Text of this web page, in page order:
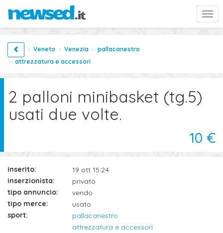
Veneto Venezia
pallacanestro
attrezzatura e accessori
2 palloni minibasket (tg.5)
usati due volte.
10 €
inserito:
19 ott 15:24
inserzionista:
privato
tipo annuncio:
vendo
tipo merce:
usato
sport:
pallacanestro
attrezzatura e accessori